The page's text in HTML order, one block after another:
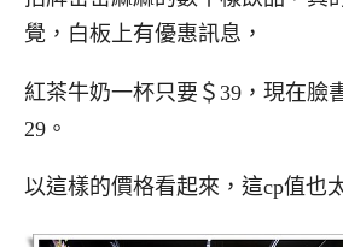
覺，白板上有優惠訊息，
紅茶牛奶一杯只要＄39，現在臉
29。
以這樣的價格看起來，這cp值也